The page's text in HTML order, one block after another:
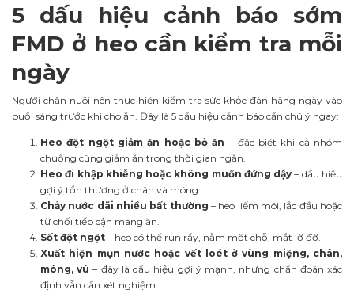
5 dấu hiệu cảnh báo sớm
FMD ở heo cần kiểm tra mỗi
ngày
Người chăn nuôi nên thực hiện kiểm tra sức khỏe đàn hàng ngày vào
buổi sáng trước khi cho ăn. Đây là 5 dấu hiệu cảnh báo cần chú ý ngay:
Heo đột ngột giảm ăn hoặc bỏ ăn – đặc biệt khi cả nhóm
chuồng cùng giảm ăn trong thời gian ngắn.
Heo đi khập khiễng hoặc không muốn đứng dậy – dấu hiệu
gợi ý tổn thương ở chân và móng.
Chảy nước dãi nhiều bất thường – heo liếm môi, lắc đầu hoặc
từ chối tiếp cận máng ăn.
Sốt đột ngột – heo có thể run rẩy, nằm một chỗ, mắt lờ đờ.
Xuất hiện mụn nước hoặc vết loét ở vùng miệng, chân,
móng, vú – đây là dấu hiệu gợi ý mạnh, nhưng chẩn đoán xác
định vẫn cần xét nghiệm.